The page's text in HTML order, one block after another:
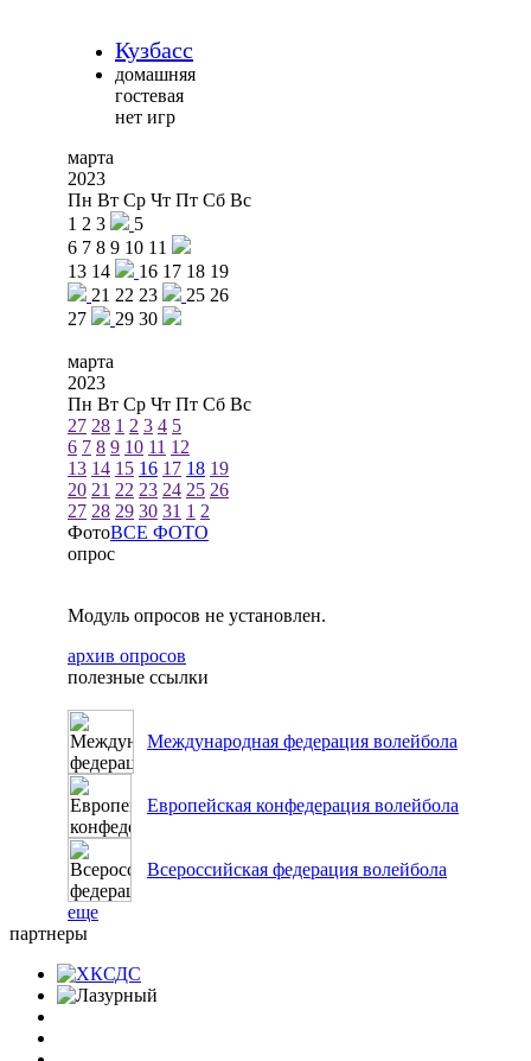
Кузбасс
домашняя
гостевая
нет игр
марта
2023
Пн Вт Ср Чт Пт Сб Вс
1 2 3
5
6 7 8 9 10 11
13 14 16 17 18 19
21 22 23 25 26
27
29 30
марта
2023
Пн Вт Ср Чт Пт Сб Вс
27 28 1 2 3 4 5
6 7 8 9 10 11 12
13 14 15 16 17 18 19
20 21 22 23 24 25 26
27 28 29 30 31 1 2
ФотоВСЕ ФОТО
опрос
Модуль опросов не установлен.
архив опросов
полезные ссылки
Международная федерация волейбола
Европейская конфедерация волейбола
Всероссийская федерация волейбола
еще
партнеры